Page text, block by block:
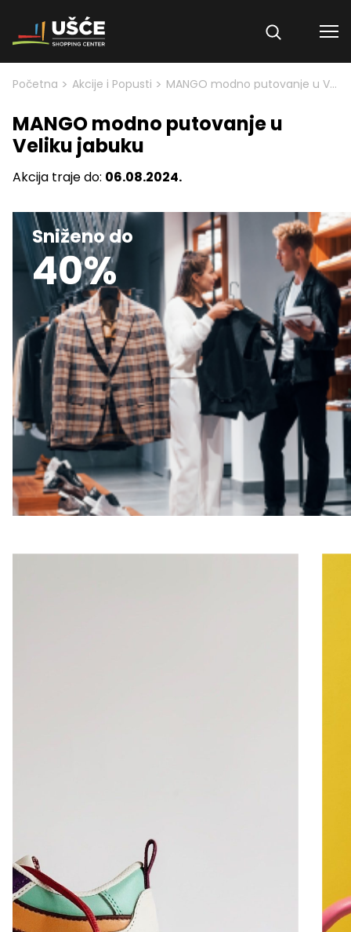
Skip to content
Početna > Akcije i Popusti > MANGO modno putovanje u Veliku jabuku
MANGO modno putovanje u
Veliku jabuku
Akcija traje do: 06.08.2024.
Sniženo do
40%